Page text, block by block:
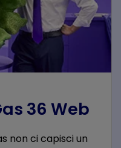
36 Web
non ci capisci un